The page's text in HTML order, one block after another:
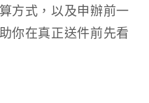
方式，以及申辦前一
你在真正送件前先看